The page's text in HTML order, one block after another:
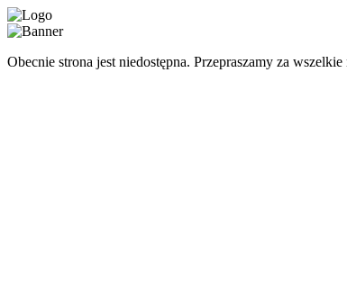
Obecnie strona jest niedostępna. Przepraszamy za